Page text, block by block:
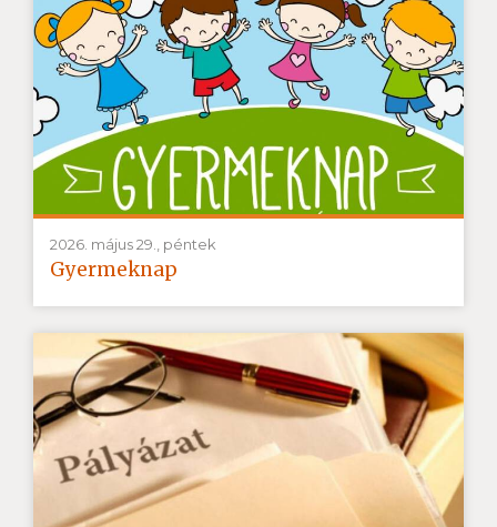
2026. május 29., péntek
Gyermeknap